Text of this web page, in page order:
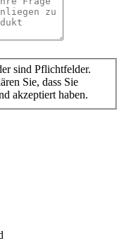
sind Pflichtfelder.
Sie, dass Sie
akzeptiert haben.